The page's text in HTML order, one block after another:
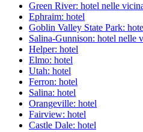
Green River: hotel nelle
Ephraim: hotel
Goblin Valley State Park:
Salina-Gunnison: hotel nelle
Helper: hotel
Elmo: hotel
Utah: hotel
Ferron: hotel
Salina: hotel
Orangeville: hotel
Fairview: hotel
Castle Dale: hotel